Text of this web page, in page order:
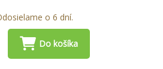
o 6 dní.
Do košíka